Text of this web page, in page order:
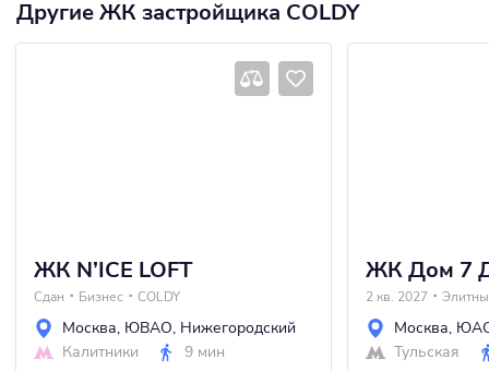
Другие ЖК застройщика COLDY
ЖК N’ICE LOFT
Сдан Бизнес COLDY
Москва, ЮВАО, Нижегородский
Калитники
9 мин
ЖК Дом 7
2 кв. 2027
Москва,
Тульская